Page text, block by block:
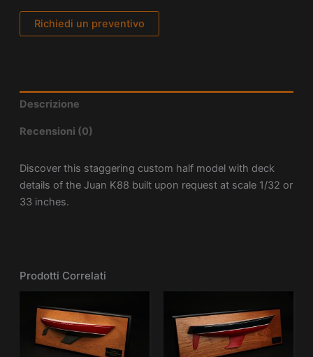
Richiedi un preventivo
Descrizione
Recensioni (0)
Discover this staggering custom half model with deck
details of the Juan K88 built upon request at scale 1/32 or
33 inches.
Prodotti Correlati